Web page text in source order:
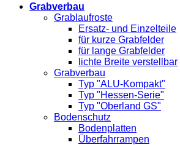
Grabverbau
Grablaufroste
Ersatz- und Einzelteile
für kurze Grabfelder
für lange Grabfelder
lichte Breite verstellbar
Grabverbau
Typ "ALU-Kompakt"
Typ "Hessen-Serie"
Typ "Oberland GS"
Bodenschutz
Bodenplatten
Überfahrrampen